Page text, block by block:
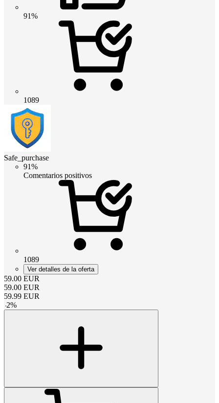
91%
1089
Safe_purchase
91%
Comentarios positivos
1089
Ver detalles de la oferta
59.00 EUR
59.00 EUR
59.99 EUR
-2%